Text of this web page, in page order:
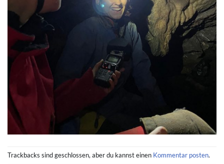
Trackbacks sind geschlossen, aber du kannst einen Kommentar posten.